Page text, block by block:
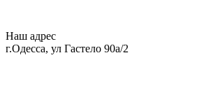
Наш адрес
г.Одесса, ул Гастело 90а/2